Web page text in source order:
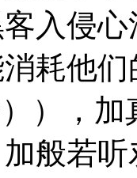
入侵
耗他
），
般若